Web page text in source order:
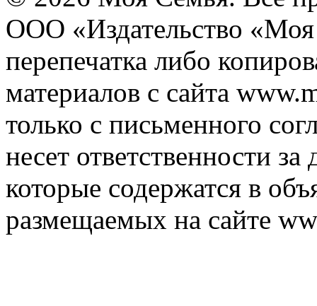
ООО «Издательство
перепечатка либо
материалов с сайта
только с письменного
несет ответственности
которые содержатся в
размещаемых на сайте